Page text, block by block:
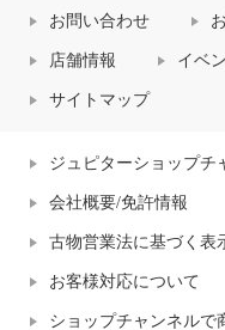
お問い合わせ
店舗情報 イベ
サイトマップ
ジュピターショップチ
会社概要/免許情報
古物営業法に基づく表
お客様対応について
ショップチャンネルで